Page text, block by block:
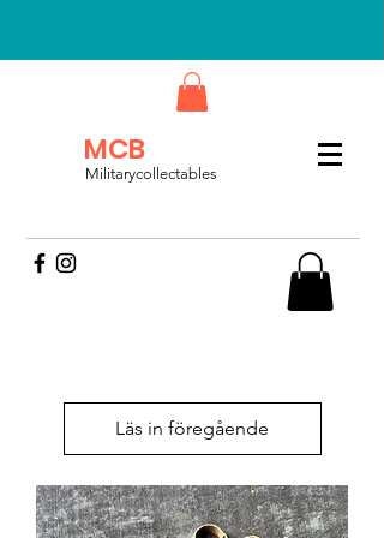
MCB
Militarycollectables
Läs in föregående